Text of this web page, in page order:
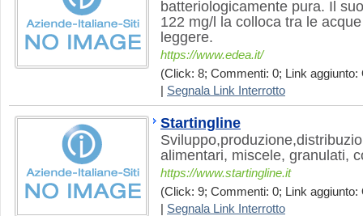
batteriologicamente pura. Il
122 mg/l la colloca tra le
leggere.
https://www.edea.it/
(Click: 8; Commenti: 0; Link aggiunto:
Segnala Link Interrotto
Startingline
alimentari, miscele, granulati,
https://www.startingline.it
(Click: 9; Commenti: 0; Link aggiunto:
Segnala Link Interrotto